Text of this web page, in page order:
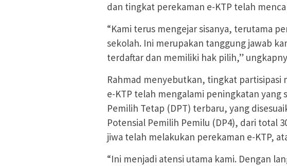
dan tingkat perekaman e-KTP telah
“Kami terus mengejar sisanya, terutama
sekolah. Ini merupakan tanggung jawab
terdaftar dan memiliki hak pilih,”
Rahmad menyebutkan, tingkat partisipasi
e-KTP telah mengalami peningkatan yang
Pemilih Tetap (DPT) terbaru, yang
Potensial Pemilih Pemilu (DP4), dari total
jiwa telah melakukan perekaman e-KTP,
“Ini menjadi atensi utama kami. Dengan